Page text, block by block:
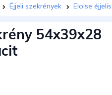
Éjjeli szekrények Eloise
54x39x28